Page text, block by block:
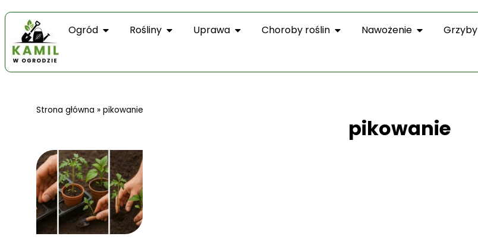
Ogród Rośliny Uprawa Choroby roślin Nawożenie Grzyby
Strona główna »pikowanie
pikowanie